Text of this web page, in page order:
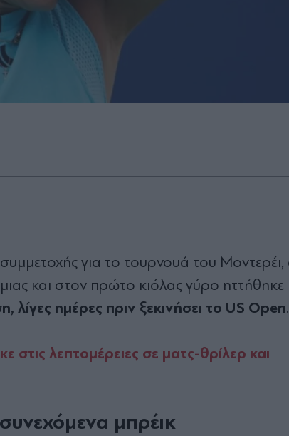
για το τουρνουά του
και στον πρώτο κιόλας γύρο
λίγες ημέρες πριν ξεκινήσει το US Open.
λεπτομέρειες σε ματς-θρίλερ και
μπρέικ